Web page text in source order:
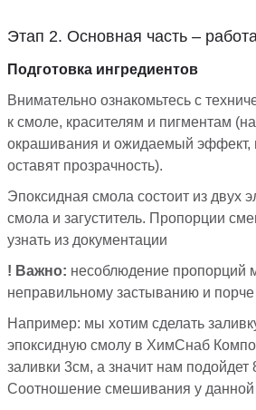
Этап 2. Основная часть –
Подготовка ингредиентов
Внимательно ознакомьтесь с
к смоле, красителям и пигментам
окрашивания и ожидаемый эффект,
оставят прозрачность).
Эпоксидная смола состоит из двух
смола и загуститель. Пропорции
узнать из документации
! Важно: несоблюдение пропорций
неправильному застыванию и порче
Например: мы хотим сделать
эпоксидную смолу в ХимСнаб
заливки 3см, а значит нам подойдет
Соотношение смешивания у